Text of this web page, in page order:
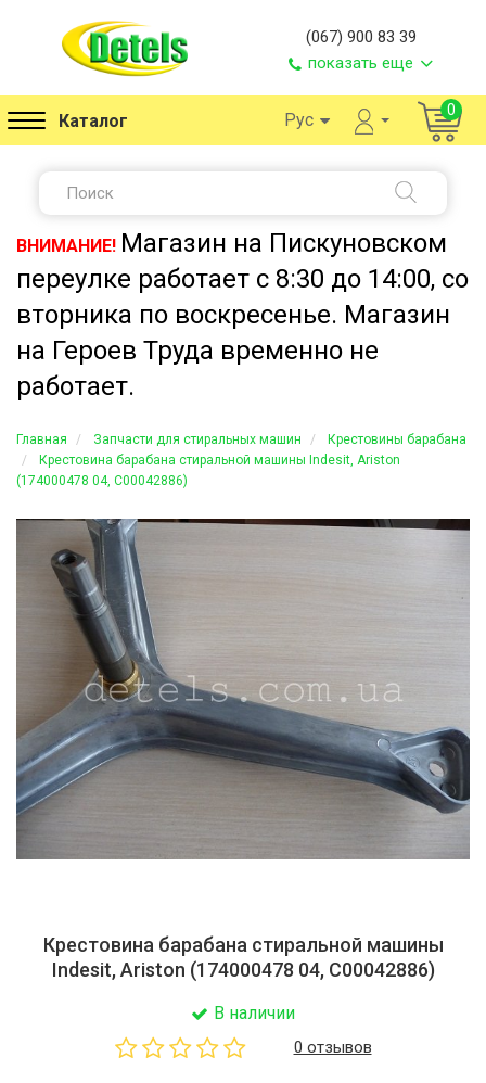
(067) 900 83 39
показать еще
Каталог Рус 0
ВНИМАНИЕ! Магазин на Пискуновском
переулке работает с 8:30 до 14:00, со
вторника по воскресенье. Магазин
на Героев Труда временно не
работает.
Главная Запчасти для стиральных машин
Крестовины барабана
Крестовина барабана стиральной машины Indesit, Ariston
(174000478 04, C00042886)
Крестовина барабана стиральной машины
Indesit, Ariston (174000478 04, C00042886)
В наличии
0 отзывов